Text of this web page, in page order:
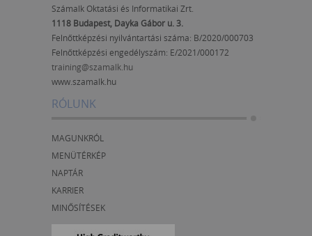
Számalk Oktatási és Informatikai Zrt.
1118 Budapest, Dayka Gábor u. 3.
Felnőttképzési nyilvántartási száma: B/2020/000703
Felnőttképzési engedélyszám: E/2021/000172
training@szamalk.hu
www.szamalk.hu
RÓLUNK
MAGUNKRÓL
MENÜTÉRKÉP
NAPTÁR
KARRIER
MINŐSÍTÉSEK